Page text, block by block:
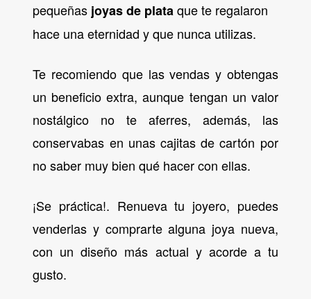
pequeñas joyas de plataque te regalaron
hace una eternidad y que nunca utilizas.
Te recomiendo que las vendas y obtengas
un beneficio extra, aunque tengan un valor
nostálgico no te aferres, además, las
conservabas en unas cajitas de cartón por
no saber muy bien qué hacer con ellas.
¡Se práctica!. Renueva tu joyero, puedes
venderlas y comprarte alguna joya nueva,
con un diseño más actual y acorde a tu
gusto.